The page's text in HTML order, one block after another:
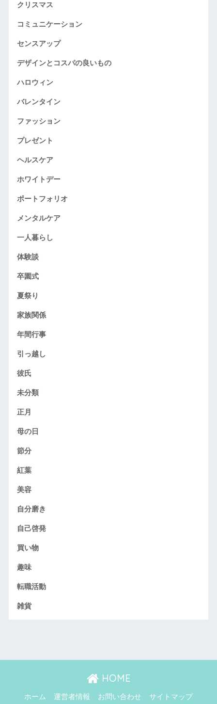
クリスマス
コミュニケーション
センスアップ
デザインとコスパの良いもの
ハロウィン
バレンタイン
ファッション
プレゼント
ヘルスケア
ホワイトデー
ポートフォリオ
メンタルケア
一人暮らし
体験談
卒園式
夏祭り
家族関係
年間行事
引っ越し
彼氏
未分類
正月
母の日
節分
紅葉
美容
自分磨き
自己啓発
買い物
趣味
転職活動
雑貨
HOME
ホーム 運営者情報 お問い合わせ サイトマップ